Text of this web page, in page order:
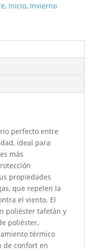
, Inicio, Invierno
perfecto entre
ideal para
más
propiedades
que repelen la
el viento. El
poliéster tafetán y
poliéster,
térmico
de confort en